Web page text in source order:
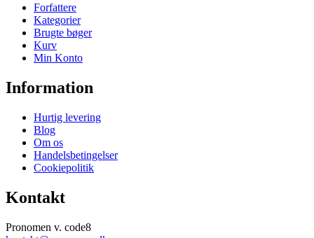
Forfattere
Kategorier
Brugte bøger
Kurv
Min Konto
Information
Hurtig levering
Blog
Om os
Handelsbetingelser
Cookiepolitik
Kontakt
Pronomen v. code8